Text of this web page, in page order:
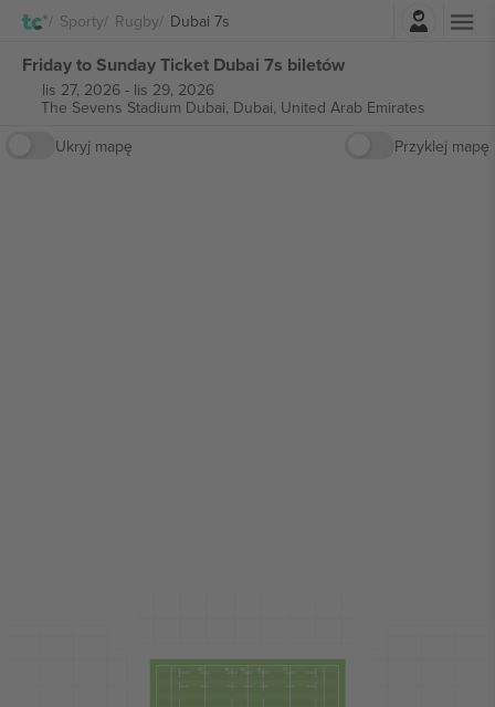
Sporty Rugby Dubai 7s
Friday to Sunday Ticket Dubai 7s biletów
lis 27, 2026- lis 29, 2026
The Sevens Stadium Dubai, Dubai, United Arab Emirates
Ukryj mapę
Przyklej mapę